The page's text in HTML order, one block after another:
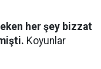
her şey bizzat
Koyunlar